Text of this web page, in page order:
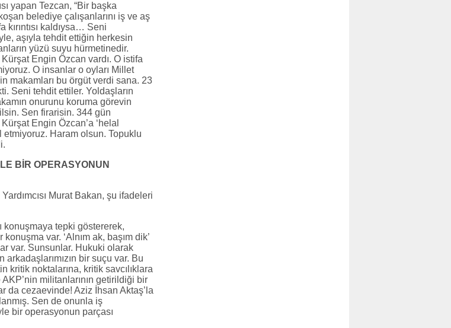
yapan Tezcan, “Bir başka
belediye çalışanlarını iş ve aş
kırıntısı kaldıysa… Seni
aşıyla tehdit ettiğin herkesin
yüzü suyu hürmetinedir.
Engin Özcan vardı. O istifa
O insanlar o oyları Millet
makamları bu örgüt verdi sana. 23
Seni tehdit ettiler. Yoldaşların
onurunu koruma görevin
Sen firarisin. 344 gün
Engin Özcan’a ‘helal
Haram olsun. Topuklu
BİR OPERASYONUN
Murat Bakan, şu ifadeleri
konuşmaya tepki göstererek,
var. ‘Alnım ak, başım dik’
var. Sunsunlar. Hukuki olarak
bir suçu var. Bu
kritik noktalarına, kritik savcılıklara
militanlarının getirildiği bir
da cezaevinde! Aziz İhsan Aktaş’la
Sen de onunla iş
bir operasyonun parçası